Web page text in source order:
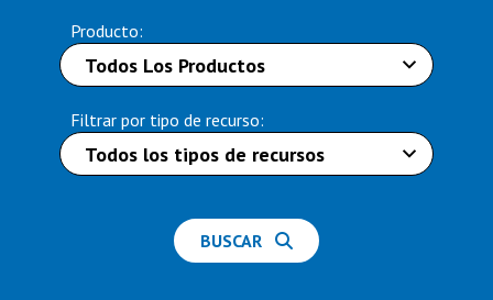
Producto:
Filtrar por tipo de recurso: